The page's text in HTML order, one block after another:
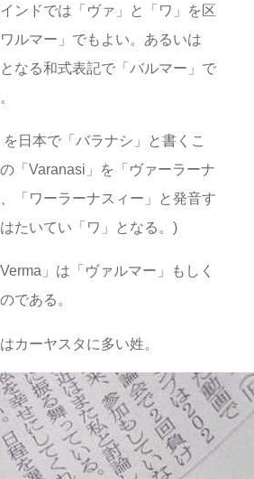
ンドでは「ヴァ」と「ワ」を区
ルマー」でもよい。あるいは
となる和式表記で「バルマー」で
日本で「バラナシ」と書くこ
「Varanasi」を「ヴァーラーナ
「ワーラーナスィー」と発音す
たいてい「ワ」となる。)
」は「ヴァルマー」もしく
である。
カーヤスタに多い姓。